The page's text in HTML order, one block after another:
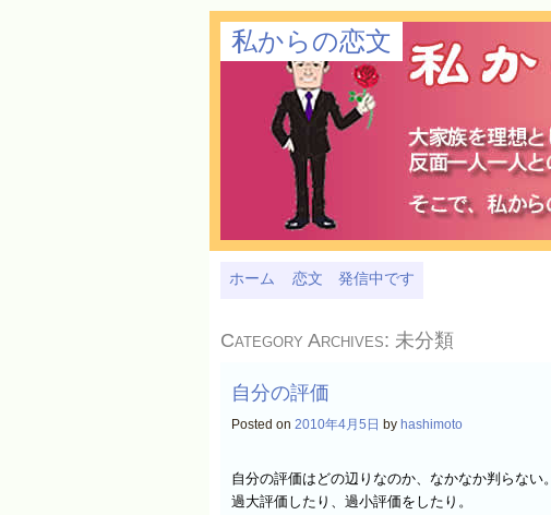
私からの恋文
ホーム 恋文 発信中です
Category Archives: 未分類
自分の評価
Posted on 2010年4月5日 by hashimoto
自分の評価はどの辺りなのか、なかなか判らない。
過大評価したり、過小評価をしたり。